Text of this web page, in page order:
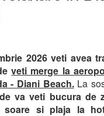
2026 veti avea
veti merge la
- Diani Beach.La
va veti bucura de
soare si plaja la